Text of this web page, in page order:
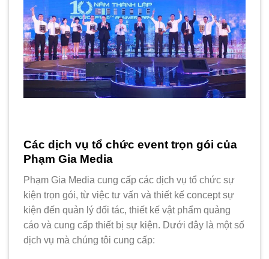
Các dịch vụ tổ chức event trọn gói của
Phạm Gia Media
Phạm Gia Media cung cấp các dịch vụ tổ chức sự
kiện trọn gói, từ việc tư vấn và thiết kế concept sự
kiện đến quản lý đối tác, thiết kế vật phẩm quảng
cáo và cung cấp thiết bị sự kiện. Dưới đây là một số
dịch vụ mà chúng tôi cung cấp: